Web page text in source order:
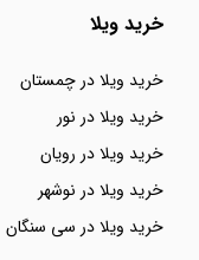
خرید ویلا
خرید ویلا در چمستان
خرید ویلا در نور
خرید ویلا در رویان
خرید ویلا در نوشهر
خرید ویلا در سی سنگان